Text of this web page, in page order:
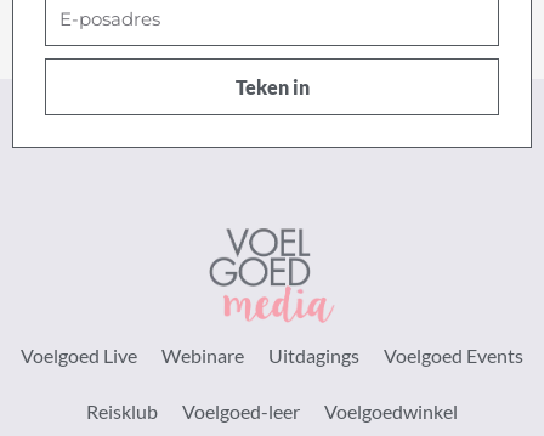
posadres
Teken in
Voelgoed Live Webinare Uitdagings Voelgoed Events
Reisklub Voelgoed-leer Voelgoedwinkel